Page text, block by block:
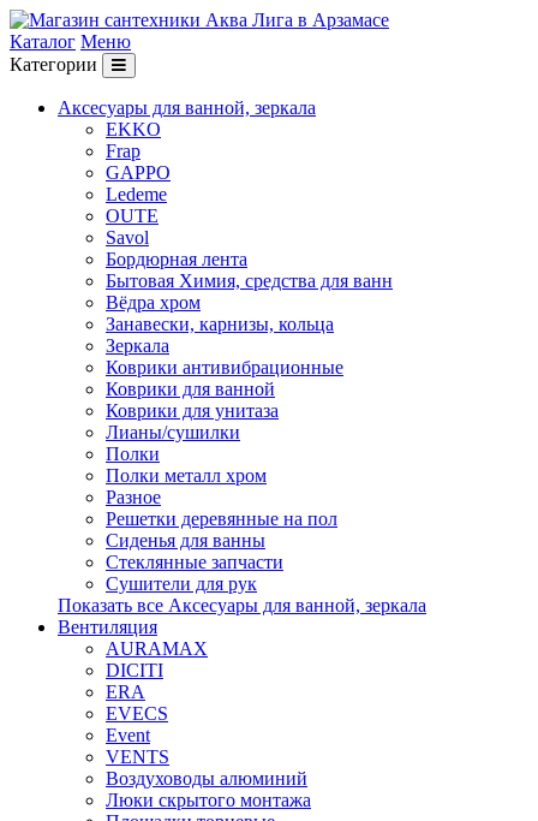
Каталог Меню
Категории
Аксесуары для ванной, зеркала
EKKO
Frap
GAPPO
Ledeme
OUTE
Savol
Бордюрная лента
Бытовая Химия, средства для ванн
Вёдра хром
Занавески, карнизы, кольца
Зеркала
Коврики антивибрационные
Коврики для ванной
Коврики для унитаза
Лианы/сушилки
Полки
Полки металл хром
Разное
Решетки деревянные на пол
Сиденья для ванны
Стеклянные запчасти
Сушители для рук
Показать все Аксесуары для ванной, зеркала
Вентиляция
AURAMAX
DICITI
ERA
EVECS
Event
VENTS
Воздуховоды алюминий
Люки скрытого монтажа